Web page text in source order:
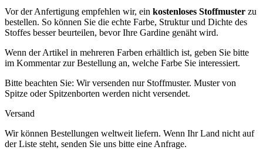
Vor der Anfertigung empfehlen wir, ein kostenloses Stoffmuster zu
bestellen. So können Sie die echte Farbe, Struktur und Dichte des
Stoffes besser beurteilen, bevor Ihre Gardine genäht wird.
Wenn der Artikel in mehreren Farben erhältlich ist, geben Sie bitte
im Kommentar zur Bestellung an, welche Farbe Sie interessiert.
Bitte beachten Sie: Wir versenden nur Stoffmuster. Muster von
Spitze oder Spitzenborten werden nicht versendet.
Versand
Wir können Bestellungen weltweit liefern. Wenn Ihr Land nicht auf
der Liste steht, senden Sie uns bitte eine Anfrage.